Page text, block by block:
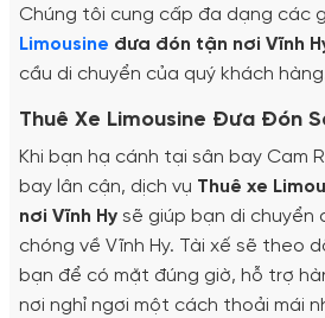
Chúng tôi cung cấp đa dạng các
Limousine đưa đón tận nơi Vĩnh
cầu di chuyển của quý khách
Thuê Xe Limousine Đưa Đón
Khi bạn hạ cánh tại sân bay Cam
bay lân cận, dịch vụ Thuê xe
nơi Vĩnh Hy sẽ giúp bạn di chuyển
chóng về Vĩnh Hy. Tài xế sẽ theo
bạn để có mặt đúng giờ, hỗ trợ
nơi nghỉ ngơi một cách thoải mái